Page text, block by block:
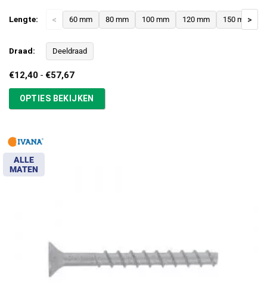
Lengte: < 60 mm 80 mm 100 mm 120 mm 150 mm>
Draad: Deeldraad
€12,40 - €57,67Prijsklasse:
€57,67
OPTIES BEKIJKEN
ALLE
MATEN